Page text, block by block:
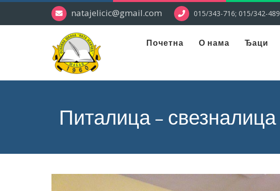
natajelicic@gmail.com 015/343-716; 015/342-489
Почетна О нама Ђаци
Питалица – свезналица